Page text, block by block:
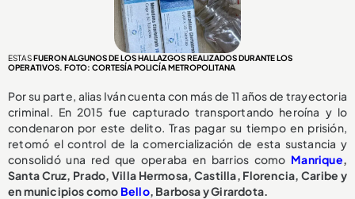
ESTASFUERON ALGUNOS DE LOS HALLAZGOS REALIZADOS DURANTE LOS
OPERATIVOS. FOTO: CORTESÍA POLICÍA METROPOLITANA
Por su parte, alias Iván cuenta con más de 11 años de trayectoria
criminal. En 2015 fue capturado transportando heroína y lo
condenaron por este delito. Tras pagar su tiempo en prisión,
retomó el control de la comercialización de esta sustancia y
consolidó una red que operaba en barrios como Manrique
Santa Cruz, Prado, Villa Hermosa, Castilla, Florencia, Caribe y
en municipios como Bello, Barbosa y Girardota.